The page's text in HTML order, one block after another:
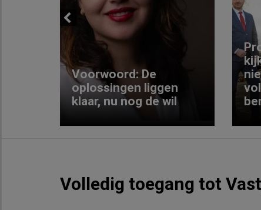
Previous
Voorwoord: De
oplossingen liggen
klaar, nu nog de wil
Volledig toegang tot